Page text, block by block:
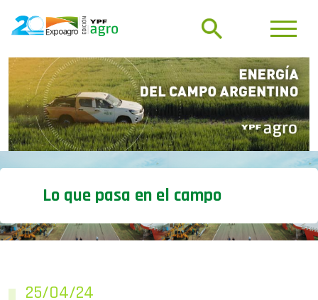
Lo que pasa en el campo